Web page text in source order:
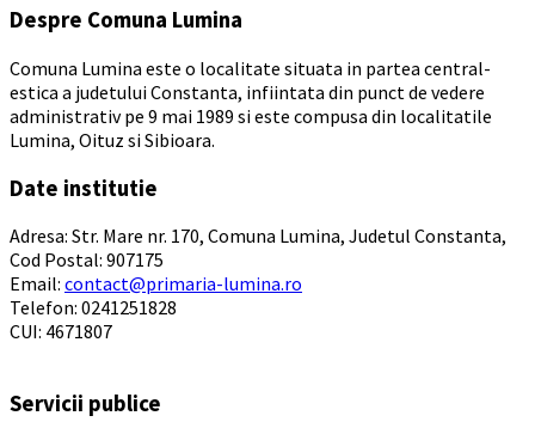
Despre Comuna Lumina
Comuna Lumina este o localitate situata in partea central-
estica a judetului Constanta, infiintata din punct de vedere
administrativ pe 9 mai 1989 si este compusa din localitatile
Lumina, Oituz si Sibioara.
Date institutie
Adresa: Str. Mare nr. 170, Comuna Lumina, Judetul Constanta,
Cod Postal: 907175
Email: contact@primaria-lumina.ro
Telefon: 0241251828
CUI: 4671807
Servicii publice